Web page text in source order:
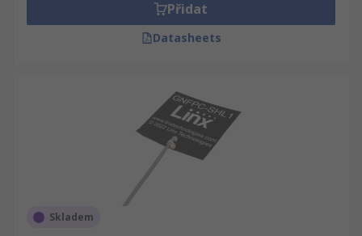
Přidat
Datasheets
Skladem